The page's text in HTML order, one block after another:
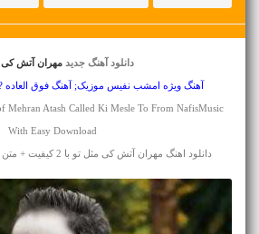
دانلود آهنگ جدید مهران آتش کی
آهنگ ویژه امشب نفیس موزیک; آهنگ فوق العاده
Mehran Atash Called Ki Mesle To From NafisMusic
With Easy Download
دانلود اهنگ مهران آتش کی مثل تو با 2 کیفیت + متن ترانه + پخش آنلاین موزیک